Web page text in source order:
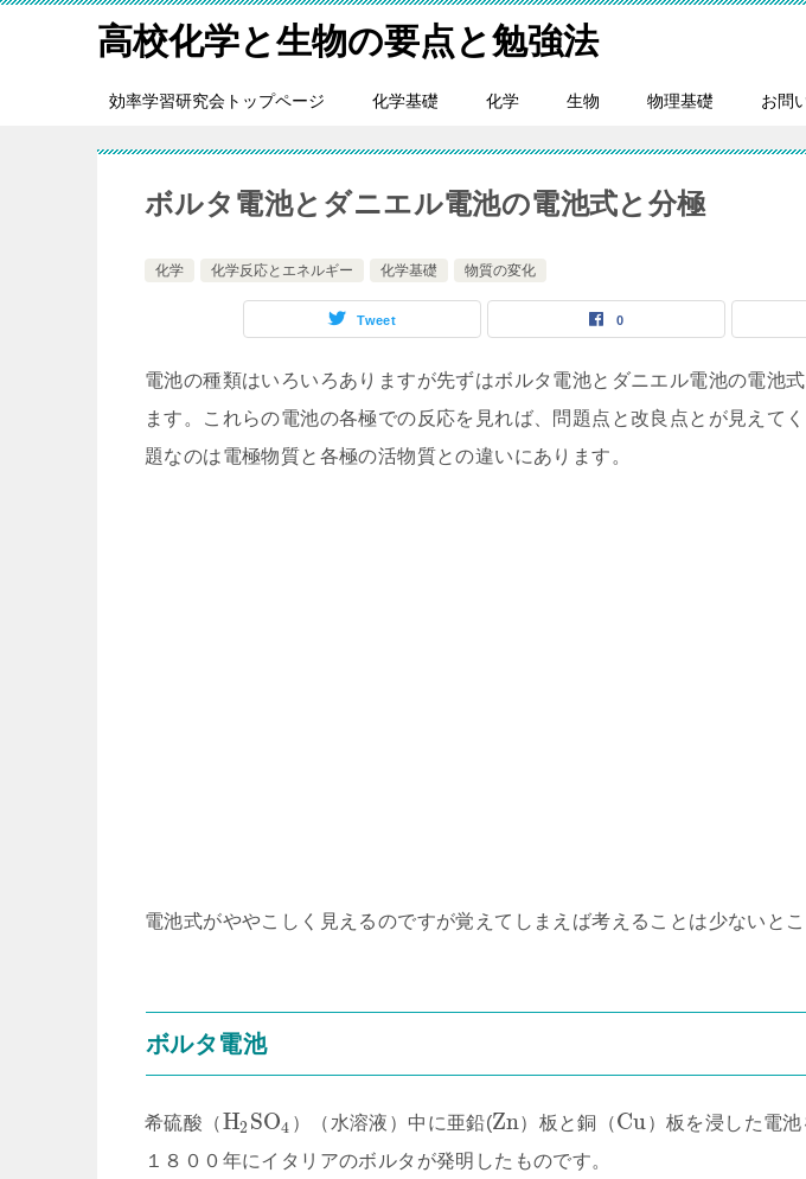
高校化学と生物の要点と勉強法
効率学習研究会トップページ 化学基礎 化学 生物 物理基礎 お問
ボルタ電池とダニエル電池の電池式と分極
化学 化学反応とエネルギー 化学基礎 物質の変化
Tweet 0
電池の種類はいろいろありますが先ずはボルタ電池とダニエル電池の電池
ます。これらの電池の各極での反応を見れば、問題点と改良点とが見えて
題なのは電極物質と各極の活物質との違いにあります。
電池式がややこしく見えるのですが覚えてしまえば考えることは少ないとこ
ボルタ電池
希硫酸（H2 SO4 ）（水溶液）中に亜鉛(Zn）板と銅（Cu）板を浸した電池
１８００年にイタリアのボルタが発明したものです。